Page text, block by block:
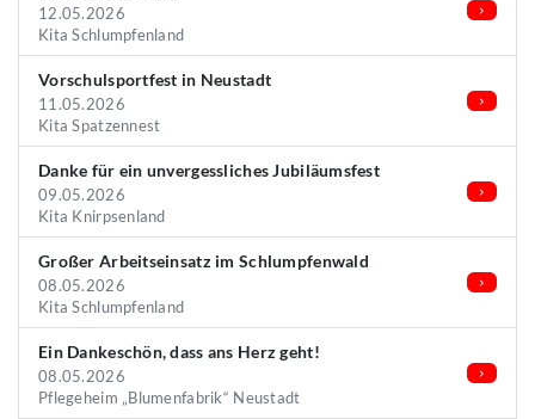
12.05.2026
Kita Schlumpfenland
Vorschulsportfest in Neustadt
11.05.2026
Kita Spatzennest
Danke für ein unvergessliches Jubiläumsfest
09.05.2026
Kita Knirpsenland
Großer Arbeitseinsatz im Schlumpfenwald
08.05.2026
Kita Schlumpfenland
Ein Dankeschön, dass ans Herz geht!
08.05.2026
Pflegeheim „Blumenfabrik“ Neustadt